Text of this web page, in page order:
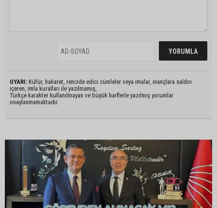
UYARI: Küfür, hakaret, rencide edici cümleler veya imalar, inançlara saldırı
içeren, imla kuralları ile yazılmamış,
Türkçe karakter kullanılmayan ve büyük harflerle yazılmış yorumlar
onaylanmamaktadır.